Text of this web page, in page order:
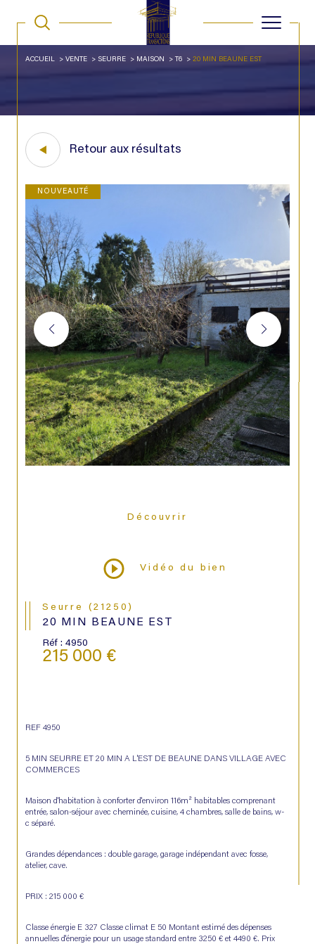
ACCUEIL VENTE SEURRE MAISON T6 20 MIN BEAUNE EST
Retour aux résultats
NOUVEAUTÉ
Découvrir
Vidéo du bien
Seurre (21250)
20 MIN BEAUNE EST
Réf : 4950
215 000 €
REF 4950
5 MIN SEURRE ET 20 MIN A L'EST DE BEAUNE DANS VILLAGE AVEC
COMMERCES
Maison d'habitation à conforter d'environ 116m² habitables comprenant
entrée, salon-séjour avec cheminée, cuisine, 4 chambres, salle de bains, w-
c séparé.
Grandes dépendances : double garage, garage indépendant avec fosse,
atelier, cave.
PRIX : 215 000 €
Classe énergie E 327 Classe climat E 50 Montant estimé des dépenses
annuelles d'énergie pour un usage standard entre 3250 € et 4490 €. Prix